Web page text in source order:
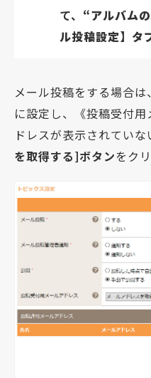
て、 “アルバム
ル投稿設定】タ
メール投稿をする場合は
に設定し、《投稿受付
ドレスが表示されていな
を取得する]ボタンをク